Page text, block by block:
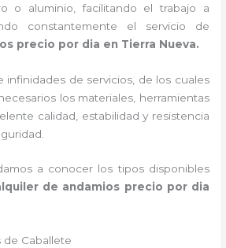
o aluminio, facilitando el trabajo a
constantemente el servicio de
precio por dia en Tierra Nueva.
infinidades de servicios, de los cuales
los materiales, herramientas
calidad, estabilidad y resistencia
a conocer los tipos disponibles
de andamios precio por dia
de Caballete